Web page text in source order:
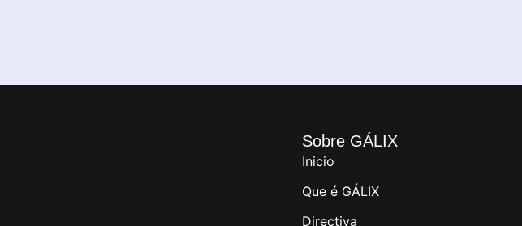
Sobre GÁLIX
Inicio
Que é GÁLIX
Directiva